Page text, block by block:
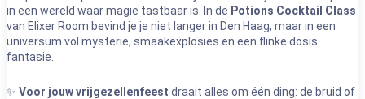
in een wereld waar magie tastbaar is. In de Potions Cocktail Class
van Elixer Room bevind je je niet langer in Den Haag, maar in een
universum vol mysterie, smaakexplosies en een flinke dosis
fantasie.
✨ Voor jouw vrijgezellenfeest draait alles om één ding: de bruid of